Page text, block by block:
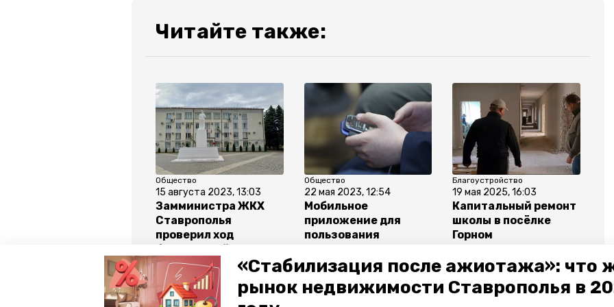
«Стабилизация после ажиотажа»: что
рынок недвижимости Ставрополья в
Читайте также:
Общество
15 августа 2023, 13:03
Замминистра ЖКХ
Ставрополья
проверил ход
благоустройства в
парке станицы
Предгорья
Общество
22 мая 2023, 12:54
Мобильное
приложение для
пользования
заработало на
Ставрополье
Благоустройство
19 мая 2025, 16:03
Капитальный ремонт
школы в посёлке
Горном
Предгорье